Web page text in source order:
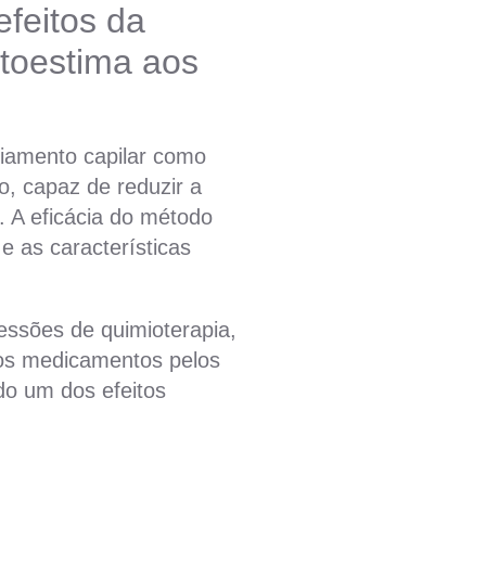
da
aos
capilar como
capaz de reduzir a
A eficácia do método
as características
de quimioterapia,
medicamentos pelos
um dos efeitos